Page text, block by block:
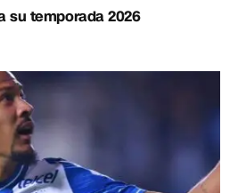
su temporada 2026